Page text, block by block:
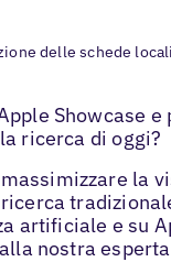
delle schede locali
Showcase e
ricerca di oggi?
la
artificiale e su
nostra